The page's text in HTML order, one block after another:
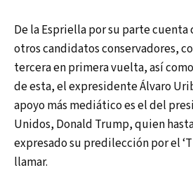
De la Espriella por su parte cuenta
otros candidatos conservadores,
tercera en primera vuelta, así
de esta, el expresidente Álvaro
apoyo más mediático es el del
Unidos, Donald Trump, quien
expresado su predilección por el
llamar.